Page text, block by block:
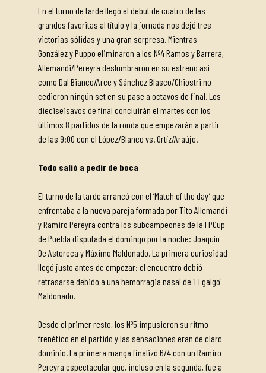
En el turno de tarde llegó el debut de cuatro de las
grandes favoritas al título y la jornada nos dejó tres
victorias sólidas y una gran sorpresa. Mientras
González y Puppo eliminaron a los Nº4 Ramos y Barrera,
Allemandi/Pereyra deslumbraron en su estreno así
como Dal Bianco/Arce y Sánchez Blasco/Chiostri no
cedieron ningún set en su pase a octavos de final. Los
dieciseisavos de final concluirán el martes con los
últimos 8 partidos de la ronda que empezarán a partir
de las 9:00 con el López/Blanco vs. Ortíz/Araújo.
Todo salió a pedir de boca
El turno de la tarde arrancó con el ‘Match of the day’ que
enfrentaba a la nueva pareja formada por Tito Allemandi
y Ramiro Pereyra contra los subcampeones de la FPCup
de Puebla disputada el domingo por la noche: Joaquín
De Astoreca y Máximo Maldonado. La primera curiosidad
llegó justo antes de empezar: el encuentro debió
retrasarse debido a una hemorragia nasal de 'El galgo'
Maldonado.
Desde el primer resto, los Nº5 impusieron su ritmo
frenético en el partido y las sensaciones eran de claro
dominio. La primera manga finalizó 6/4 con un Ramiro
Pereyra espectacular que, incluso en la segunda, fue a